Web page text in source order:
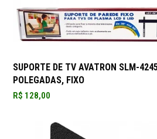
SUPORTE DE TV AVATRON SLM-
POLEGADAS, FIXO
R$ 128,00